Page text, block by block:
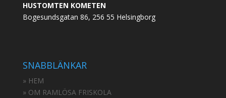
HUSTOMTEN KOMETEN
Bogesundsgatan 86, 256 55 Helsingborg
SNABBLÄNKAR
» HEM
» OM RAMLÖSA FRISKOLA